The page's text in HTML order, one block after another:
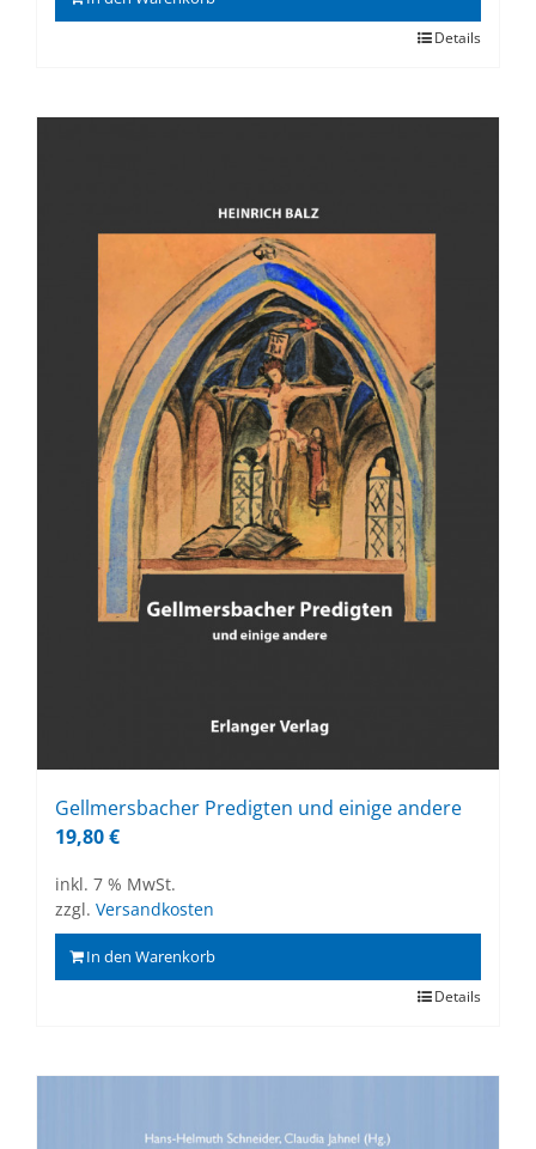
Details
Gell­mers­ba­cher Pre­dig­ten und ei­ni­ge an­de­re
19,80€
inkl. 7 % MwSt.
zzgl. Versandkosten
In den Warenkorb
Details